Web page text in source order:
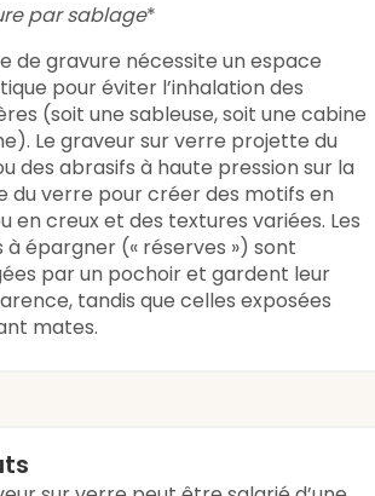
par sablage*
de gravure nécessite un espace
pour éviter l’inhalation des
(soit une sableuse, soit une cabine
Le graveur sur verre projette du
des abrasifs à haute pression sur la
du verre pour créer des motifs en
en creux et des textures variées. Les
à épargner (« réserves ») sont
par un pochoir et gardent leur
tandis que celles exposées
mates.